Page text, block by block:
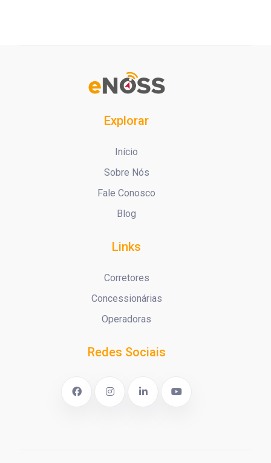
Explorar
Início
Sobre Nós
Fale Conosco
Blog
Links
Corretores
Concessionárias
Operadoras
Redes Sociais